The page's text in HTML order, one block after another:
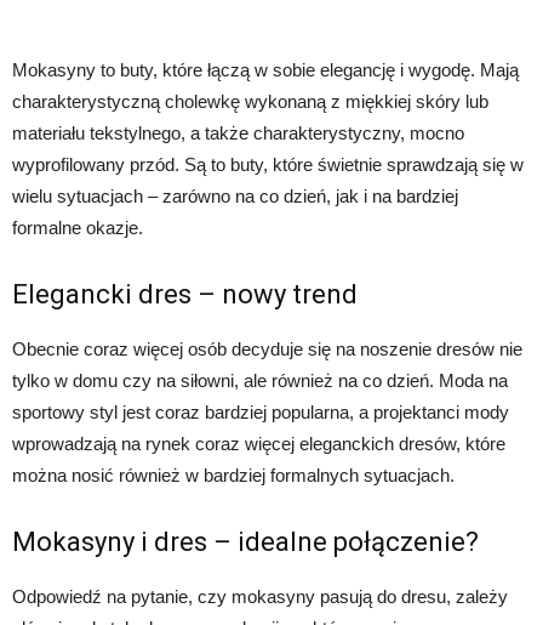
Mokasyny to buty, które łączą w sobie elegancję i wygodę. Mają
charakterystyczną cholewkę wykonaną z miękkiej skóry lub
materiału tekstylnego, a także charakterystyczny, mocno
wyprofilowany przód. Są to buty, które świetnie sprawdzają się w
wielu sytuacjach – zarówno na co dzień, jak i na bardziej
formalne okazje.
Elegancki dres – nowy trend
Obecnie coraz więcej osób decyduje się na noszenie dresów nie
tylko w domu czy na siłowni, ale również na co dzień. Moda na
sportowy styl jest coraz bardziej popularna, a projektanci mody
wprowadzają na rynek coraz więcej eleganckich dresów, które
można nosić również w bardziej formalnych sytuacjach.
Mokasyny i dres – idealne połączenie?
Odpowiedź na pytanie, czy mokasyny pasują do dresu, zależy